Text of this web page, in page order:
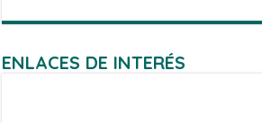
ENLACES DE INTERÉS